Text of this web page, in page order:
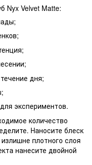
Nyx Velvet Matte:
дня;
экспериментов.
количество
Наносите блеск
плотного слоя
нанесите двойной